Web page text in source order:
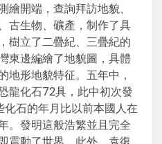
繪開端，查詢拜訪地貌、
古生物、礦產，制作了具
樹立了二疊紀、三疊紀的
東邊編繪了地貌圖，具體
地形地貌特征。五年中，
龍化石72具，此中初次發
石的年月比以前本國人在
。發明這般浩繁並且完全